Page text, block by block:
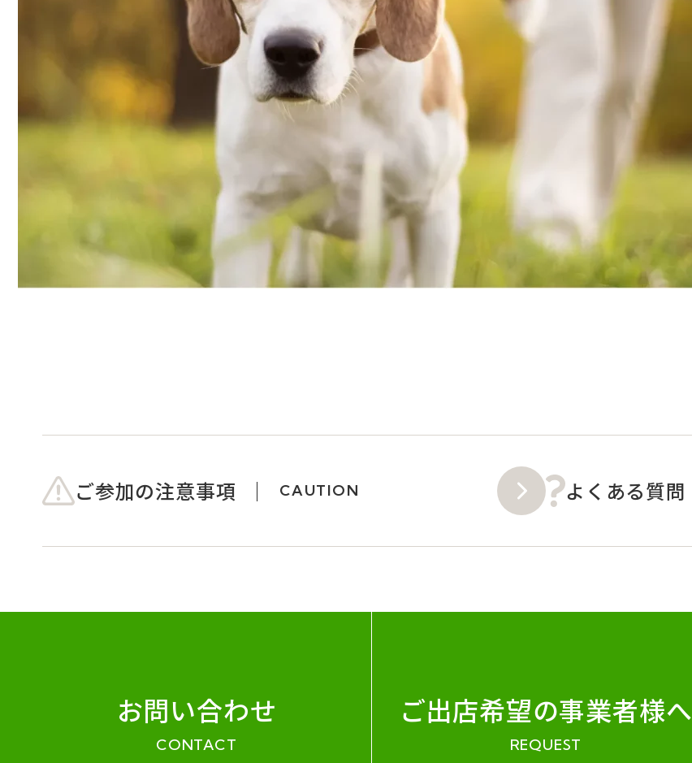
ご参加の注意事項 CAUTION よくある質問
お問い合わせ
CONTACT
ご出店希望の事業者様へ
REQUEST